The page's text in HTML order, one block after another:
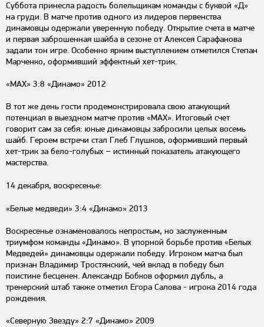
Суббота принесла радость болельщикам команды с буквой «Д»
на груди. В матче против одного из лидеров первенства
динамовцы одержали уверенную победу. Открытие счета в матче
и первая заброшенная шайба в сезоне от Алексея Сарафанова
задали тон игре. Особенно ярким выступлением отметился Степан
Марченко, оформивший эффектный хет-трик.
«МАХ» 3:8 «Динамо» 2012
В тот же день гости продемонстрировала свою атакующий
потенциал в выездном матче против «МАХ». Итоговый счет
говорит сам за себя: юные динамовцы забросили целых восемь
шайб. Героем встречи стал Глеб Глушков, оформивший первый
хет-трик за бело-голубых – истинный показатель атакующего
мастерства.
14 декабря, воскресенье:
«Белые медведи» 3:4 «Динамо» 2013
Воскресенье ознаменовалось непростым, но заслуженным
триумфом команды «Динамо». В упорной борьбе против «Белых
Медведей» динамовцы одержали победу. Игроком матча был
признан Владимир Тростянский, чей вклад в победу был
поистине бесценен. Александр Бобков оформил дубль, а
тренерский штаб также отметил Егора Салова - игрока 2014 года
рождения.
«Северную Звезду» 2:7 «Динамо» 2009